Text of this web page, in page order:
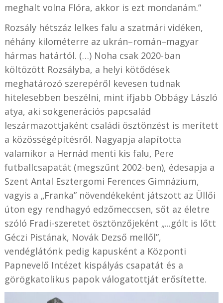
meghalt volna Flóra, akkor is ezt mondanám.”
Rozsály hétszáz lelkes falu a szatmári vidéken,
néhány kilométerre az ukrán–román–magyar
hármas határtól. (…) Noha csak 2020-ban
költözött Rozsályba, a helyi kötődések
meghatározó szerepéről kevesen tudnak
hitelesebben beszélni, mint ifjabb Obbágy László
atya, aki sokgenerációs papcsalád
leszármazottjaként családi ösztönzést is merített
a közösségépítésről. Nagyapja alapította
valamikor a Hernád menti kis falu, Pere
futballcsapatát (megszűnt 2002-ben), édesapja a
Szent Antal Esztergomi Ferences Gimnázium,
vagyis a „Franka” növendékeként játszott az Üllői
úton egy rendhagyó edzőmeccsen, sőt az életre
szóló Fradi-szeretet ösztönzőjeként „...gólt is lőtt
Géczi Pistának, Novák Dezső mellől”,
vendéglátónk pedig kapusként a Központi
Papnevelő Intézet kispályás csapatát és a
görögkatolikus papok válogatottját erősítette.